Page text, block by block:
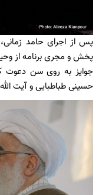
پس از اجرای حامد
پخش و مجری برنامه از
جوایز به روی سن دعوت
حسینی طباطبایی و آیت